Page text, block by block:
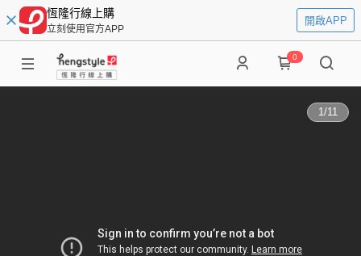
恆隆行線上購
立刻使用官方APP
開啟APP
0
1/11